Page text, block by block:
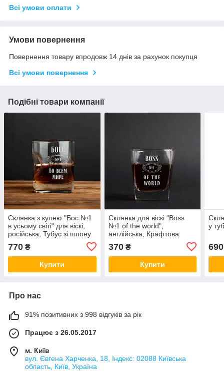
Всі умови оплати
Умови повернення
Повернення товару впродовж 14 днів за рахунок покупця
Всі умови повернення
Подібні товари компанії
Склянка з кулею "Бос №1
в усьому світі" для віскі,
російська, Тубус зі шпону
770 ₴
Купити
Склянка для віскі "Boss
№1 of the world",
англійська, Крафтова
370₴
Купити
у
690
Про нас
91% позитивних з 998 відгуків за рік
Працює з 26.05.2017
м. Київ
вул. Євгена Харченка, 18, Індекс: 02088 Київська
область, Київ, Україна